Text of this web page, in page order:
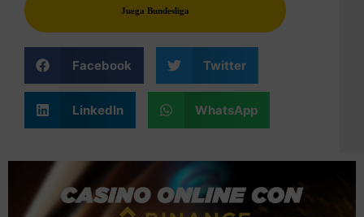
Juega Bundesliga
Facebook Twitter
LinkedIn WhatsApp